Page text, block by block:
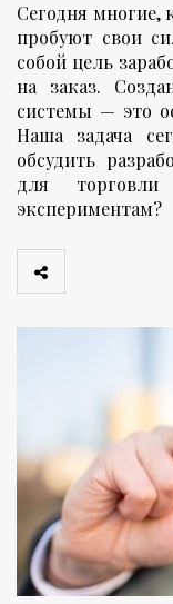
Сегодня многие,
пробуют свои
собой цель
на заказ.
системы — это
Наша задача
обсудить
для
экспериментам?